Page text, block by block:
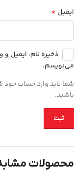
ایمیل *
ذخیره نام، ایمیل و
می‌نویسم.
شما باید وارد حساب خود
باشید.
محصولات